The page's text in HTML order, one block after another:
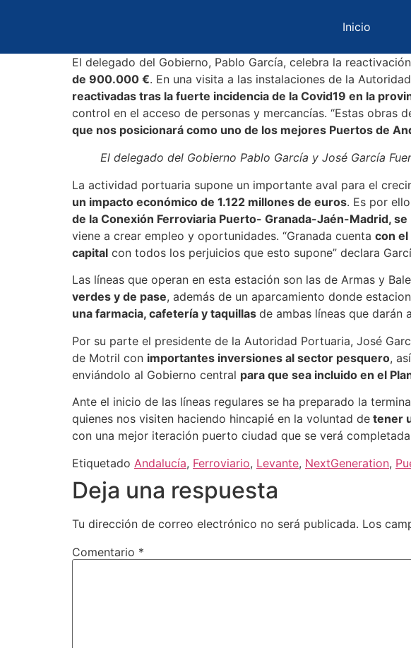
Inicio
El delegado del Gobierno, Pablo García, celebra la
de 900.000 €. En una visita a las instalaciones de la
reactivadas tras la fuerte incidencia de la Covid19 en la
control en el acceso de personas y mercancías. “Estas obras
que nos posicionará como uno de los mejores Puertos de
El delegado del Gobierno Pablo García y José García
La actividad portuaria supone un importante aval para el
un impacto económico de 1.122 millones de euros. Es por
de la Conexión Ferroviaria Puerto- Granada-Jaén-Madrid,
viene a crear empleo y oportunidades. “Granada cuenta con
capital con todos los perjuicios que esto supone” declara
Las líneas que operan en esta estación son las de Armas y
verdes y de pase, además de un aparcamiento donde
una farmacia, cafetería y taquillas de ambas líneas que darán
Por su parte el presidente de la Autoridad Portuaria, José
de Motril con importantes inversiones al sector pesquero,
enviándolo al Gobierno central para que sea incluido en el
Ante el inicio de las líneas regulares se ha preparado la
quienes nos visiten haciendo hincapié en la voluntad de tener
con una mejor iteración puerto ciudad que se verá
Etiquetado Andalucía, Ferroviario, Levante, NextGeneration,
Deja una respuesta
Tu dirección de correo electrónico no será publicada. Los
Comentario *